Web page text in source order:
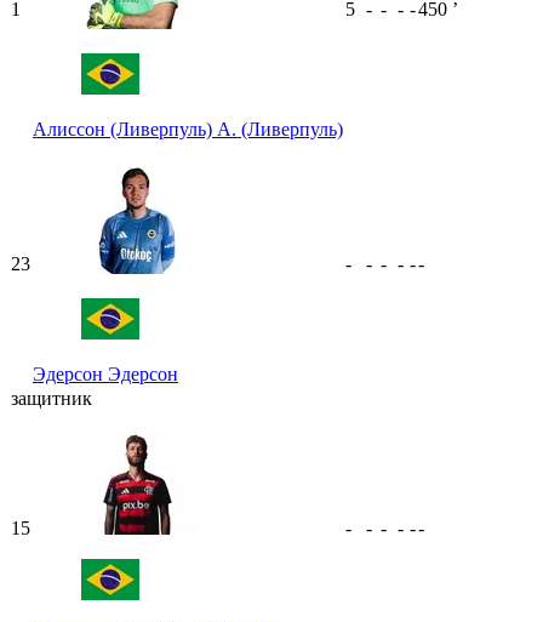
1
Алиссон (Ливерпуль) А. (Ливерпуль)
5 - - - -450 ʼ
23
Эдерсон Эдерсон
- - - - --
защитник
15 - - - - --